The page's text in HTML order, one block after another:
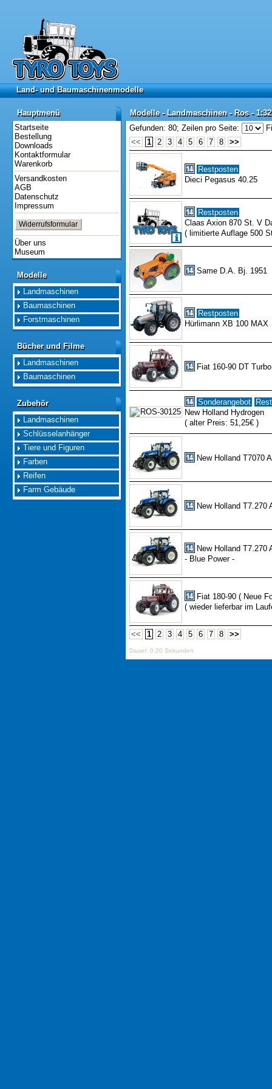
Land- und Baumaschinenmodelle
Land- und Baumaschinenmodelle
Hauptmenü
Hauptmenü
Startseite
Bestellung
Downloads
Kontaktformular
Warenkorb
Versandkosten
AGB
Datenschutz
Impressum
Widerrufsformular
Über uns
Museum
Modelle
Modelle
Landmaschinen
Baumaschinen
Forstmaschinen
Bücher und Filme
Bücher und Filme
Landmaschinen
Baumaschinen
Zubehör
Zubehör
Landmaschinen
Schlüsselanhänger
Tiere und Figuren
Farben
Reifen
Farm Gebäude
Modelle - Landmaschinen - Ros - 1:32
Modelle - Landmaschinen - Ros - 1:32
Gefunden: 80; Zeilen pro Seite:
<<
1 2 3 4 5 6 7 8 >>
Restposten
Dieci Pegasus 40.25
Restposten
Claas Axion 870 St. V
( limitierte Auflage 500
Same D.A. Bj. 1951
Restposten
Hürlimann XB 100 MAX
Fiat 160-90 DT Turbo
Sonderangebot
New Holland Hydrogen
( alter Preis: 51,25€ )
New Holland T7070
New Holland T7.270
New Holland T7.270
- Blue Power -
Fiat 180-90 ( Neue
( wieder lieferbar im
<< 1 2 3 4 5 6 7 8 >>
Dauer: 0,20 Sekunden